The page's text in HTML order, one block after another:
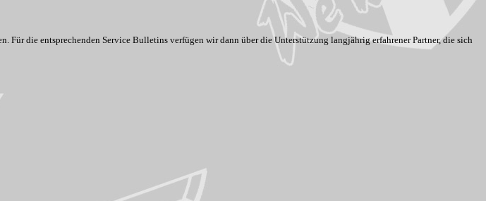
die entsprechenden Service Bulletins verfügen wir dann über die Unterstützung langjährig erfahrener Partner, die sich